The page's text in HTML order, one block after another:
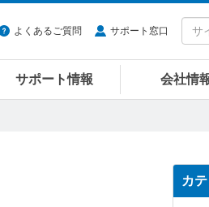
よくあるご質問 サポート窓口
サポート情報 会社情
カ